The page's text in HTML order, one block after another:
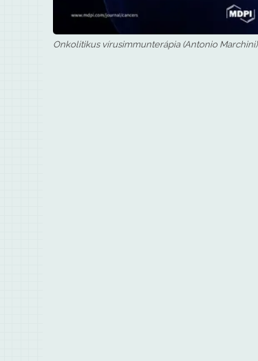
Onkolitikus vírusimmunterápia (Antonio Marchini)